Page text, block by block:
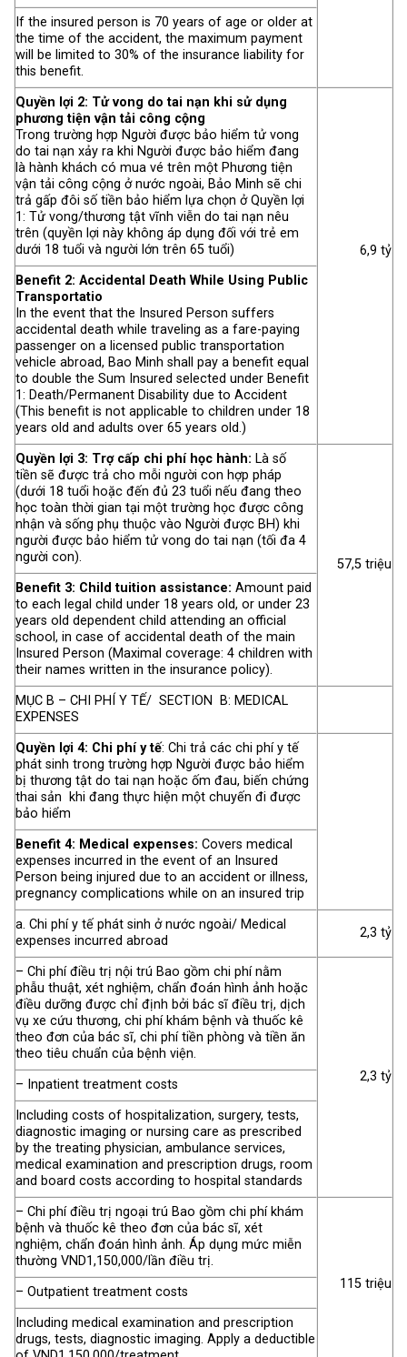
If the insured person is 70 years of age or older at
the time of the accident, the maximum payment
will be limited to 30% of the insurance liability for
this benefit.
Quyền lợi 2: Tử vong do tai nạn khi sử dụng
phương tiện vận tải công cộng
Trong trường hợp Người được bảo hiểm tử vong
do tai nạn xảy ra khi Người được bảo hiểm đang
là hành khách có mua vé trên một Phương tiện
vận tải công cộng ở nước ngoài, Bảo Minh sẽ chi
trả gấp đôi số tiền bảo hiểm lựa chọn ở Quyền lợi
1: Tử vong/thương tật vĩnh viễn do tai nạn nêu
trên (quyền lợi này không áp dụng đối với trẻ em
dưới 18 tuổi và người lớn trên 65 tuổi)
6,9 tỷ
Benefit 2: Accidental Death While Using Public
Transportatio
In the event that the Insured Person suffers
accidental death while traveling as a fare-paying
passenger on a licensed public transportation
vehicle abroad, Bao Minh shall pay a benefit equal
to double the Sum Insured selected under Benefit
1: Death/Permanent Disability due to Accident
(This benefit is not applicable to children under 18
years old and adults over 65 years old.)
Quyền lợi 3: Trợ cấp chi phí học hành: Là số
tiền sẽ được trả cho mỗi người con hợp pháp
(dưới 18 tuổi hoặc đến đủ 23 tuổi nếu đang theo
học toàn thời gian tại một trường học được công
nhận và sống phụ thuộc vào Người được BH) khi
người được bảo hiểm tử vong do tai nạn (tối đa 4
người con).
57,5 triệu
Benefit 3: Child tuition assistance: Amount paid
to each legal child under 18 years old, or under 23
years old dependent child attending an official
school, in case of accidental death of the main
Insured Person (Maximal coverage: 4 children with
their names written in the insurance policy).
MỤC B – CHI PHÍ Y TẾ/ SECTION B: MEDICAL
EXPENSES
Quyền lợi 4: Chi phí y tế: Chi trả các chi phí y tế
phát sinh trong trường hợp Người được bảo hiểm
bị thương tật do tai nạn hoặc ốm đau, biến chứng
thai sản khi đang thực hiện một chuyến đi được
bảo hiểm
Benefit 4: Medical expenses: Covers medical
expenses incurred in the event of an Insured
Person being injured due to an accident or illness,
pregnancy complications while on an insured trip
a. Chi phí y tế phát sinh ở nước ngoài/ Medical
expenses incurred abroad
2,3 tỷ
– Chi phí điều trị nội trú Bao gồm chi phí nằm
phẫu thuật, xét nghiệm, chẩn đoán hình ảnh hoặc
điều dưỡng được chỉ định bởi bác sĩ điều trị, dịch
vụ xe cứu thương, chi phí khám bệnh và thuốc kê
theo đơn của bác sĩ, chi phí tiền phòng và tiền ăn
theo tiêu chuẩn của bệnh viện.
2,3 tỷ
– Inpatient treatment costs
Including costs of hospitalization, surgery, tests,
diagnostic imaging or nursing care as prescribed
by the treating physician, ambulance services,
medical examination and prescription drugs, room
and board costs according to hospital standards
– Chi phí điều trị ngoại trú Bao gồm chi phí khám
bệnh và thuốc kê theo đơn của bác sĩ, xét
nghiệm, chẩn đoán hình ảnh. Áp dụng mức miễn
thường VND1,150,000/lần điều trị.
115 triệu
– Outpatient treatment costs
Including medical examination and prescription
drugs, tests, diagnostic imaging. Apply a deductible